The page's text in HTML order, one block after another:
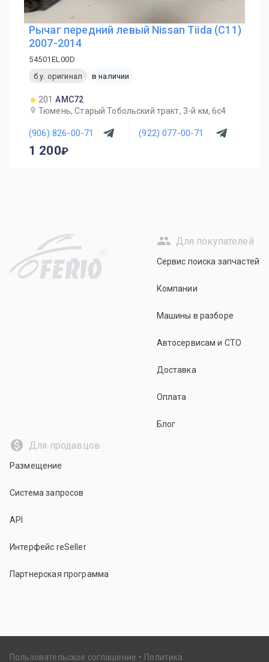
Рычаг передний левый Nissan Tiida (C11)
2007-2014
54501EL00D
б.у. оригинал
в наличии
201 AMC72
Тюмень, Старый Тобольский тракт, 3-й км, 6с4
(906) 826-00-71 (922) 077-00-71
1 200
R
Для покупателей
Сервис поиска запчастей
Компании
Машины в разборе
Автосервисам и СТО
Доставка
Оплата
Блог
Для продавцов
Размещение
Система запросов
API
Интерфейс reSeller
Партнерская программа
Пользовательское соглашение Политика